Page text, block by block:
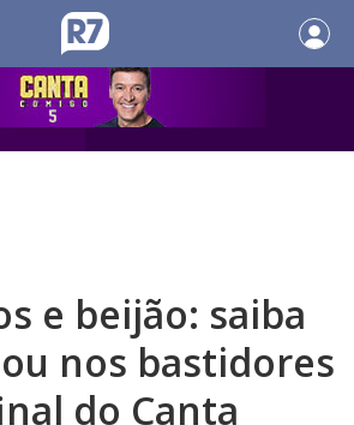
e beijão: saiba
nos bastidores
do Canta